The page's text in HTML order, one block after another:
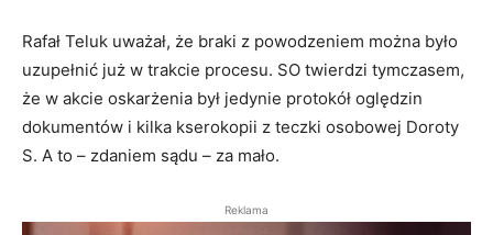
Rafał Teluk uważał, że braki z powodzeniem można było
uzupełnić już w trakcie procesu. SO twierdzi tymczasem,
że w akcie oskarżenia był jedynie protokół oględzin
dokumentów i kilka kserokopii z teczki osobowej Doroty
S. A to – zdaniem sądu – za mało.
Reklama